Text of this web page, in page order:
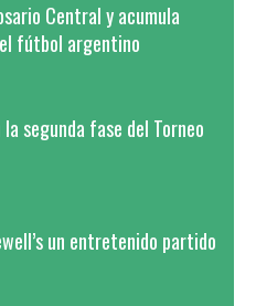
Central y acumula
fútbol argentino
segunda fase del Torneo
un entretenido partido